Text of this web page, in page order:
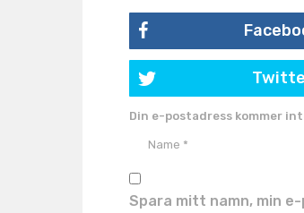
Din e-postadress kommer
Spara mitt namn, min